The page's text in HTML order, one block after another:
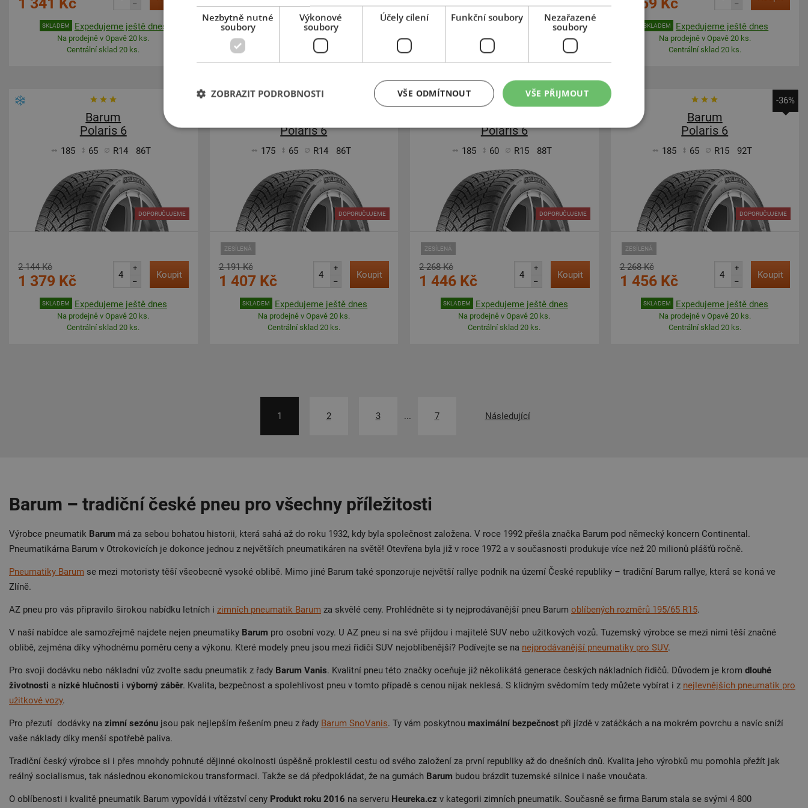
–
SKLADEM Expedujeme ještě dnes
Na prodejně v Opavě 20 ks.
Centrální sklad 20 ks.
–
SKLADEM Expedujeme ještě dnes
Na prodejně v Opavě do 2 dnů.
Centrální sklad 20 ks.
–
Expedujeme ještě dnes
Na prodejně v Opavě do 2 dnů.
Centrální sklad 20 ks.
–
SKLADEM Expedujeme ještě dnes
Na prodejně v Opavě 20 ks.
Centrální sklad 20 ks.
Barum
Polaris 6
185 65 R14 86T
DOPORUČUJEME
2 144 Kč
1 379 Kč
+
–
Koupit
SKLADEM Expedujeme ještě dnes
Na prodejně v Opavě 20 ks.
Centrální sklad 20 ks.
-36%
Polaris 6
175 65 R14 86T
ZESÍLENÁ
DOPORUČUJEME
2 191 Kč
1 407 Kč
+
–
Koupit
SKLADEM Expedujeme ještě dnes
Na prodejně v Opavě 20 ks.
Centrální sklad 20 ks.
-36%
Polaris 6
185 60 R15 88T
ZESÍLENÁ
DOPORUČUJEME
2 268 Kč
1 446 Kč
+
–
Koupit
SKLADEM Expedujeme ještě dnes
Na prodejně v Opavě 20 ks.
Centrální sklad 20 ks.
-36%
Barum
Polaris 6
185 65 R15 92T
ZESÍLENÁ
DOPORUČUJEME
2 268 Kč
1 456 Kč
+
–
Koupit
SKLADEM Expedujeme ještě dnes
Na prodejně v Opavě 20 ks.
Centrální sklad 20 ks.
1 2 3 ... 7 Následující
Barum – tradiční české pneu pro všechny příležitosti
Výrobce pneumatik Barum má za sebou bohatou historii, která sahá až do roku 1932, kdy byla společnost založena. V roce 1992 přešla značka Barum pod německý koncern Continental.
Pneumatikárna Barum v Otrokovicích je dokonce jednou z největších pneumatikáren na světě! Otevřena byla již v roce 1972 a v současnosti produkuje více než 20 milionů plášťů ročně.
Pneumatiky Barum se mezi motoristy těší všeobecně vysoké oblibě. Mimo jiné Barum také sponzoruje největší rallye podnik na území České republiky – tradiční Barum rallye, která se koná ve
Zlíně.
AZ pneu pro vás připravilo širokou nabídku letních i zimních pneumatik Barum za skvělé ceny. Prohlédněte si ty nejprodávanější pneu Barum oblíbených rozměrů 195/65 R15.
V naší nabídce ale samozřejmě najdete nejen pneumatiky Barum pro osobní vozy. U AZ pneu si na své přijdou i majitelé SUV nebo užitkových vozů. Tuzemský výrobce se mezi nimi těší značné
oblibě, zejména díky výhodnému poměru ceny a výkonu. Které modely pneu jsou mezi řidiči SUV nejoblíbenější? Podívejte se na nejprodávanější pneumatiky pro SUV.
Pro svoji dodávku nebo nákladní vůz zvolte sadu pneumatik z řady Barum Vanis. Kvalitní pneu této značky oceňuje již několikátá generace českých nákladních řidičů. Důvodem je krom dlouhé
životnosti a nízké hlučnosti i výborný záběr. Kvalita, bezpečnost a spolehlivost pneu v tomto případě s cenou nijak neklesá. S klidným svědomím tedy můžete vybírat i z nejlevnějších pneumatik pro
užitkové vozy.
Pro přezutí dodávky na zimní sezónu jsou pak nejlepším řešením pneu z řady Barum SnoVanis. Ty vám poskytnou maximální bezpečnost při jízdě v zatáčkách a na mokrém povrchu a navíc sníží
vaše náklady díky menší spotřebě paliva.
Tradiční český výrobce si i přes mnohdy pohnuté dějinné okolnosti úspěšně proklestil cestu od svého založení za první republiky až do dnešních dnů. Kvalita jeho výrobků mu pomohla přežít jak
reálný socialismus, tak následnou ekonomickou transformaci. Takže se dá předpokládat, že na gumách Barum budou brázdit tuzemské silnice i naše vnoučata.
O oblíbenosti i kvalitě pneumatik Barum vypovídá i vítězství ceny Produkt roku 2016 na serveru Heureka.cz v kategorii zimních pneumatik. Současně se firma Barum stala se svými 4 800
Nezbytně nutné
soubory
Výkonové
soubory
Účely cílení Funkční soubory
Nezařazené
soubory
VŠE PŘIJMOUT
VŠE ODMÍTNOUT
ZOBRAZIT PODROBNOSTI